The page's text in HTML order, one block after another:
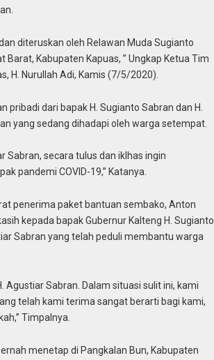
diteruskan oleh Relawan Muda Sugianto
Barat, Kabupaten Kapuas, ” Ungkap Ketua Tim
H. Nurullah Adi, Kamis (7/5/2020).
pribadi dari bapak H. Sugianto Sabran dan H.
yang sedang dihadapi oleh warga setempat.
Sabran, secara tulus dan iklhas ingin
pandemi COVID-19,” Katanya.
penerima paket bantuan sembako, Anton
kepada bapak Gubernur Kalteng H. Sugianto
Sabran yang telah peduli membantu warga
Agustiar Sabran. Dalam situasi sulit ini, kami
telah kami terima sangat berarti bagi kami,
Timpalnya.
menetap di Pangkalan Bun, Kabupaten